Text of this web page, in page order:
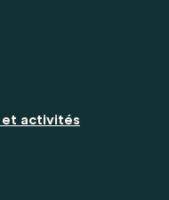
activités